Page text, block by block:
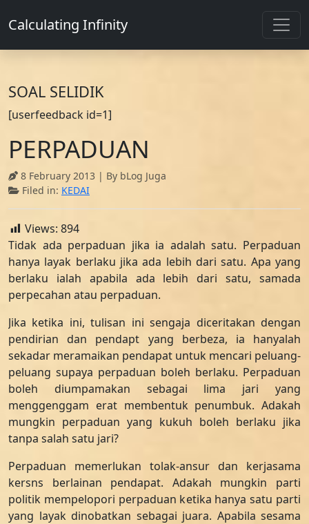
Calculating Infinity
SOAL SELIDIK
[userfeedback id=1]
PERPADUAN
8 February 2013 | By bLog Juga
Filed in: KEDAI
Views: 894
Tidak ada perpaduan jika ia adalah satu. Perpaduan
hanya layak berlaku jika ada lebih dari satu. Apa yang
berlaku ialah apabila ada lebih dari satu, samada
perpecahan atau perpaduan.
Jika ketika ini, tulisan ini sengaja diceritakan dengan
pendirian dan pendapt yang berbeza, ia hanyalah
sekadar meramaikan pendapat untuk mencari peluang-
peluang supaya perpaduan boleh berlaku. Perpaduan
boleh diumpamakan sebagai lima jari yang
menggenggam erat membentuk penumbuk. Adakah
mungkin perpaduan yang kukuh boleh berlaku jika
tanpa salah satu jari?
Perpaduan memerlukan tolak-ansur dan kerjasama
kersns berlainan pendapat. Adakah mungkin parti
politik mempelopori perpaduan ketika hanya satu parti
yang layak dinobatkan sebagai juara. Apabila sesama